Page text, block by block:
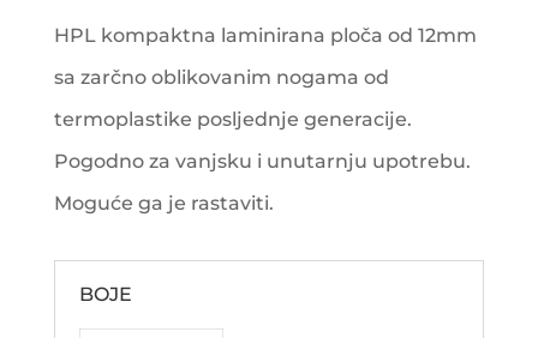
HPL kompaktna laminirana ploča od 12mm
sa zarčno oblikovanim nogama od
termoplastike posljednje generacije.
Pogodno za vanjsku i unutarnju upotrebu.
Moguće ga je rastaviti.
BOJE